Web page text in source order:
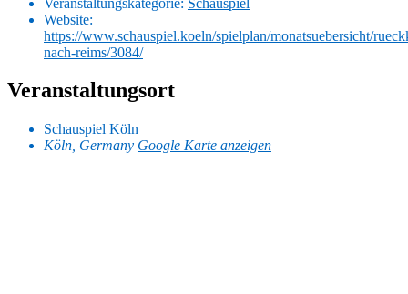
Website:
https://www.schauspiel.koeln/spielplan/monatsuebersicht/
nach-reims/3084/
Veranstaltungsort
Schauspiel Köln
Köln Germany Google Karte anzeigen